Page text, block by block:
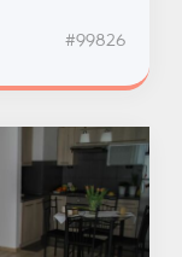
#99826